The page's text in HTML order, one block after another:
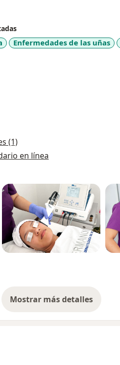
Enfermedades de las uñas
(1)
en línea
Mostrar más detalles
sobre la